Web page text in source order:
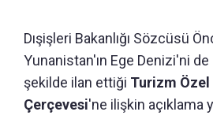
Dışişleri Bakanlığı Sözcüsü
Yunanistan'ın Ege Denizi'ni
şekilde ilan ettiği Turizm Özel
Çerçevesi'ne ilişkin açıklama